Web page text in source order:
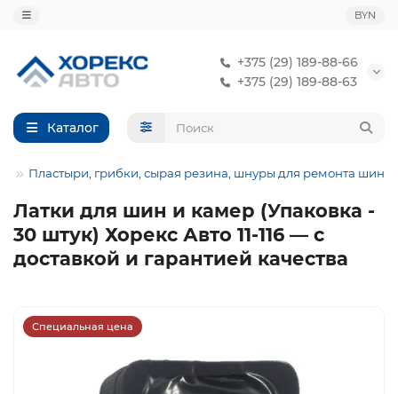
BYN
+375 (29) 189-88-66
+375 (29) 189-88-63
Каталог
Пластыри, грибки, сырая резина, шнуры для ремонта шин
Латки для шин и камер (Упаковка -
30 штук) Хорекс Авто 11-116 — с
доставкой и гарантией качества
Специальная цена